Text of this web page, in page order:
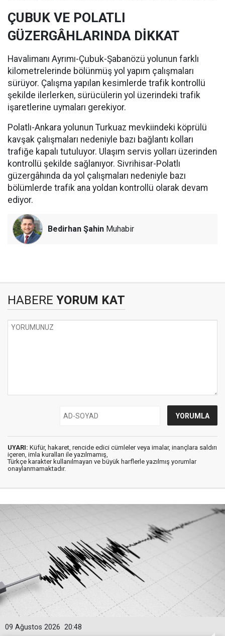
ÇUBUK VE POLATLI
GÜZERGÂHLARINDA DİKKAT
Havalimanı Ayrımı-Çubuk-Şabanözü yolunun farklı
kilometrelerinde bölünmüş yol yapım çalışmaları
sürüyor. Çalışma yapılan kesimlerde trafik kontrollü
şekilde ilerlerken, sürücülerin yol üzerindeki trafik
işaretlerine uymaları gerekiyor.
Polatlı-Ankara yolunun Turkuaz mevkiindeki köprülü
kavşak çalışmaları nedeniyle bazı bağlantı kolları
trafiğe kapalı tutuluyor. Ulaşım servis yolları üzerinden
kontrollü şekilde sağlanıyor. Sivrihisar-Polatlı
güzergâhında da yol çalışmaları nedeniyle bazı
bölümlerde trafik ana yoldan kontrollü olarak devam
ediyor.
Bedirhan Şahin Muhabir
HABERE YORUM KAT
UYARI: Küfür, hakaret, rencide edici cümleler veya imalar, inançlara saldırı
içeren, imla kuralları ile yazılmamış,
Türkçe karakter kullanılmayan ve büyük harflerle yazılmış yorumlar
onaylanmamaktadır.
20:48
09 Ağustos 2026